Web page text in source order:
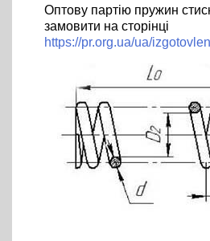
Оптову партію пружин
замовити на сторінці
https://pr.org.ua/ua/